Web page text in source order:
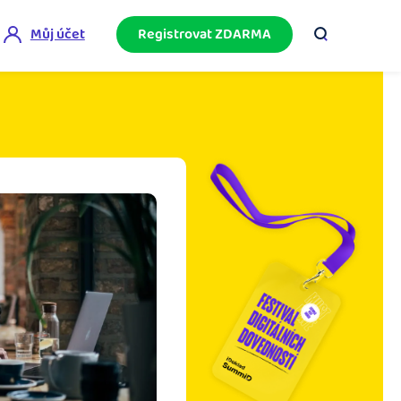
akademii.
poradna
se komunity na fakturaci, daně či
účetnictví.
Můj účet Registrovat ZDARMA